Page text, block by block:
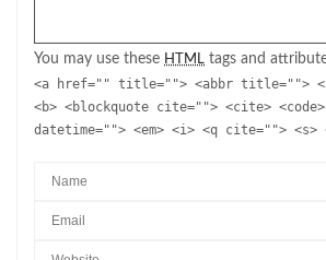
You may use these HTML tags and
<a href="" title=""> <abbr title="">
<b> <blockquote cite=""> <cite>
datetime=""> <em> <i> <q cite="">